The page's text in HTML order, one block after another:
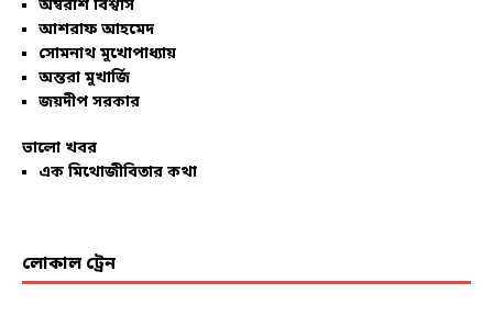
অম্বরীশ বিশ্বাস
আশরাফ আহমেদ
সোমনাথ মুখোপাধ্যায়
অন্তরা মুখার্জি
জয়দীপ সরকার
ভালো খবর
এক মিথোজীবিতার কথা
লোকাল ট্রেন